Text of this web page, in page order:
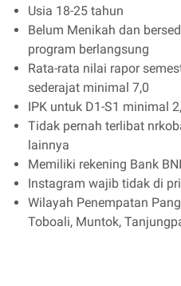
Usia 18-25 tahun
Belum Menikah dan
program berlangsung
Rata-rata nilai rapor
sederajat minimal 7,0
IPK untuk D1-S1 minimal
Tidak pernah terlibat
lainnya
Memiliki rekening Bank BNI
Instagram wajib tidak di
Wilayah Penempatan
Toboali, Muntok,